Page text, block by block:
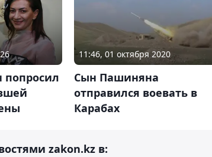
11:46, 01 октября 2020
Сын Пашиняна
отправился воевать в
Карабах
zakon.kz в: